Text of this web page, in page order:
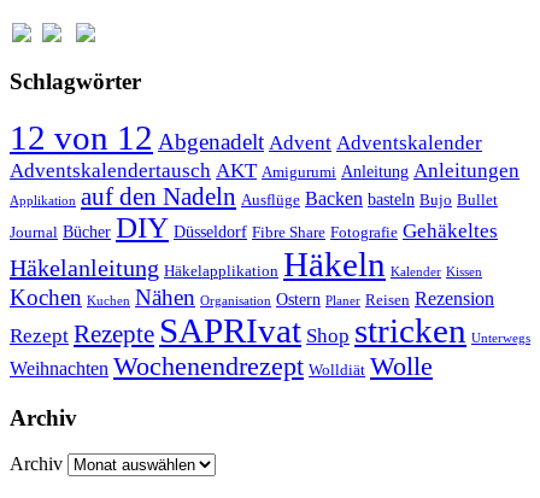
Schlagwörter
12 von 12 Abgenadelt Advent Adventskalender
Adventskalendertausch AKT Amigurumi Anleitung Anleitungen
Applikation auf den Nadeln Ausflüge Backen basteln Bujo Bullet
Journal Bücher DIY Düsseldorf Fibre Share Fotografie Gehäkeltes
Häkelanleitung Häkelapplikation Häkeln Kalender Kissen
Kochen Kuchen Nähen Organisation Ostern Planer Reisen Rezension
Rezept Rezepte SAPRIvat Shop stricken Unterwegs
Weihnachten Wochenendrezept Wolldiät Wolle
Archiv
Archiv